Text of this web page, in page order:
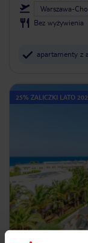
Warszawa-
Bez wyżywienia
apartamenty z
25% ZALICZKI LATO